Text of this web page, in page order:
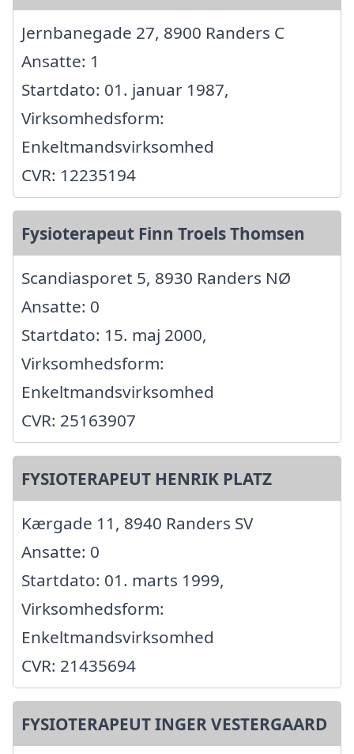
Jernbanegade 27, 8900 Randers C
Ansatte: 1
Startdato: 01. januar 1987,
Virksomhedsform:
Enkeltmandsvirksomhed
CVR: 12235194
Fysioterapeut Finn Troels Thomsen
Scandiasporet 5, 8930 Randers NØ
Ansatte: 0
Startdato: 15. maj 2000,
Virksomhedsform:
Enkeltmandsvirksomhed
CVR: 25163907
FYSIOTERAPEUT HENRIK PLATZ
Kærgade 11, 8940 Randers SV
Ansatte: 0
Startdato: 01. marts 1999,
Virksomhedsform:
Enkeltmandsvirksomhed
CVR: 21435694
FYSIOTERAPEUT INGER VESTERGAARD